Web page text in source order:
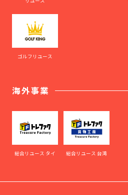
ゴルフリユース
海外事業
総合リユース タイ 総合リユース 台湾